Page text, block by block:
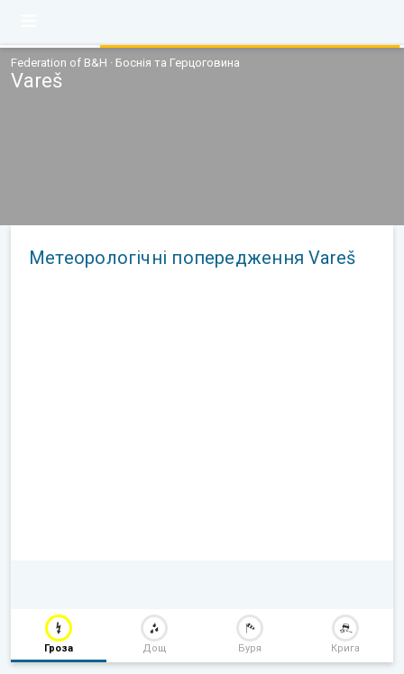
Federation of B&H · Боснія та Герцоговина
Vareš
Метеорологічні попередження Vareš
Гроза Дощ Буря Крига